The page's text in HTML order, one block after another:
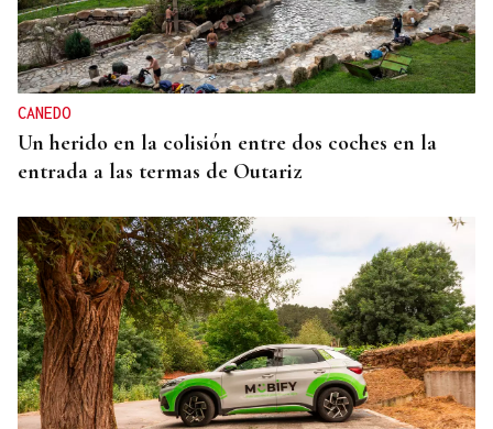
CANEDO
Un herido en la colisión entre dos coches en la
entrada a las termas de Outariz